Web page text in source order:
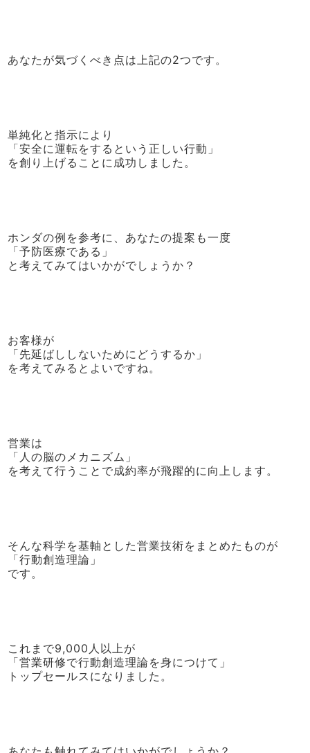
あなたが気づくべき点は上記の2つです。
単純化と指示により
「安全に運転をするという正しい行動」
を創り上げることに成功しました。
ホンダの例を参考に、あなたの提案も一度
「予防医療である」
と考えてみてはいかがでしょうか？
お客様が
「先延ばししないためにどうするか」
を考えてみるとよいですね。
営業は
「人の脳のメカニズム」
を考えて行うことで成約率が飛躍的に向上します。
そんな科学を基軸とした営業技術をまとめたものが
「行動創造理論」
です。
これまで9,000人以上が
「営業研修で行動創造理論を身につけて」
トップセールスになりました。